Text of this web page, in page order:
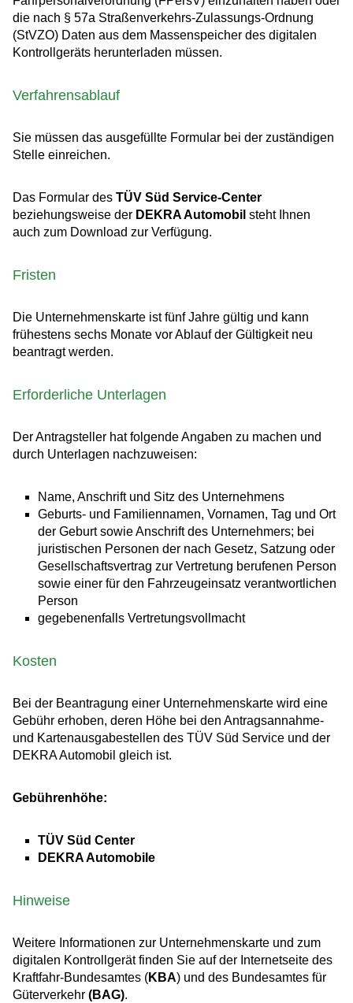
die nach § 57a Straßenverkehrs-Zulassungs-Ordnung
(StVZO) Daten aus dem Massenspeicher des digitalen
Kontrollgeräts herunterladen müssen.
Verfahrensablauf
Sie müssen das ausgefüllte Formular bei der zuständigen
Stelle einreichen.
Das Formular des TÜV Süd Service-Center
beziehungsweise der DEKRA Automobil steht Ihnen
auch zum Download zur Verfügung.
Fristen
Die Unternehmenskarte ist fünf Jahre gültig und kann
frühestens sechs Monate vor Ablauf der Gültigkeit neu
beantragt werden.
Erforderliche Unterlagen
Der Antragsteller hat folgende Angaben zu machen und
durch Unterlagen nachzuweisen:
Name, Anschrift und Sitz des Unternehmens
Geburts- und Familiennamen, Vornamen, Tag und Ort
der Geburt sowie Anschrift des Unternehmers; bei
juristischen Personen der nach Gesetz, Satzung oder
Gesellschaftsvertrag zur Vertretung berufenen Person
sowie einer für den Fahrzeugeinsatz verantwortlichen
Person
gegebenenfalls Vertretungsvollmacht
Kosten
Bei der Beantragung einer Unternehmenskarte wird eine
Gebühr erhoben, deren Höhe bei den Antragsannahme-
und Kartenausgabestellen des TÜV Süd Service und der
DEKRA Automobil gleich ist.
Gebührenhöhe:
TÜV Süd Center
DEKRA Automobile
Hinweise
Weitere Informationen zur Unternehmenskarte und zum
digitalen Kontrollgerät finden Sie auf der Internetseite des
Kraftfahr-Bundesamtes (KBA) und des Bundesamtes für
Güterverkehr (BAG).